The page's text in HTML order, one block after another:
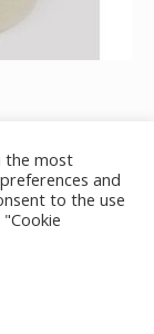
the most
and
to the use